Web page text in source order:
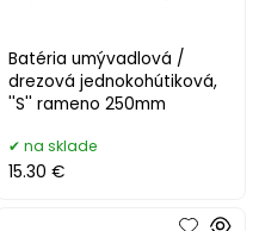
Batéria umývadlová /
drezová jednokohútiková,
''S'' rameno 250mm
na sklade
15.30 €